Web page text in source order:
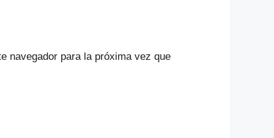
navegador para la próxima vez que